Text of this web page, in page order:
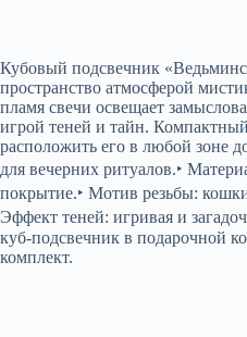
Кубовый подсвечник
пространство атмосферой
пламя свечи освещает
игрой теней и тайн.
расположить его в любой зоне
для вечерних ритуалов.‣
покрытие.‣ Мотив резьбы:
Эффект теней: игривая и
куб-подсвечник в подарочной
комплект.